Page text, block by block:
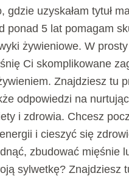
gdzie uzyskałam tytuł
ponad 5 lat pomagam
żywieniowe. W
Ci skomplikowane
Znajdziesz tu
odpowiedzi na
i zdrowia. Chcesz
i cieszyć się
zbudować mięśnie
sylwetkę? Znajdziesz